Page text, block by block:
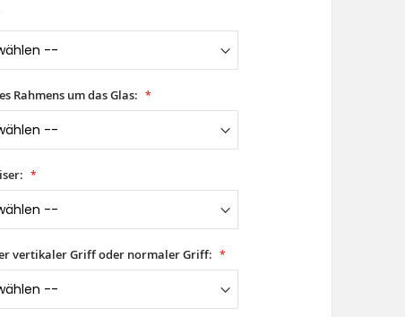
Rahmens um das Glas:
vertikaler Griff oder normaler Griff: